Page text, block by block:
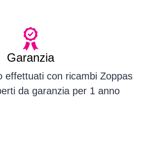
Garanzia
effettuati con ricambi Zoppas
da garanzia per 1 anno